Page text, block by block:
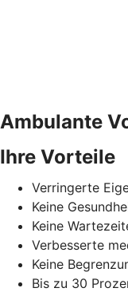
Ambulante
Ihre Vorteile
Verringerte
Keine
Keine
Verbesserte
Keine
Bis zu 30